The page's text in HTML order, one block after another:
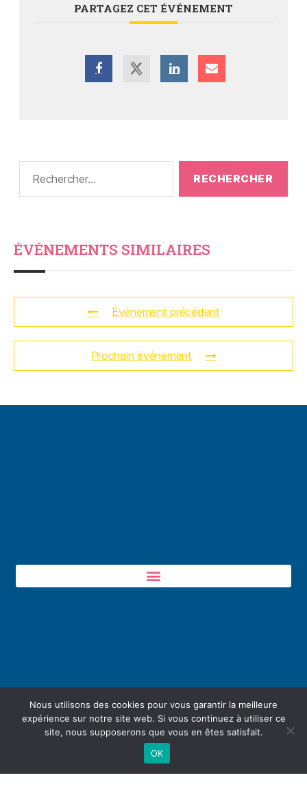
PARTAGEZ CET ÉVÉNEMENT
ÉVÉNEMENTS SIMILAIRES
Événement précédent
Prochain événement
Nous utilisons des cookies pour vous garantir la meilleure
expérience sur notre site web. Si vous continuez à utiliser ce
site, nous supposerons que vous en êtes satisfait.
OK